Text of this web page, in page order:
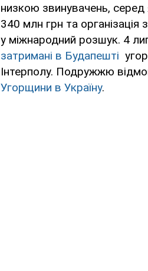
низкою звинувачень, серед
340 млн грн та
у міжнародний розшук. 4
затримані в Будапешті
Інтерполу. Подружжю
Угорщини в Україну.